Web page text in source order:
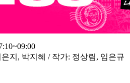
지, 박지혜 / 작가: 정상림, 임은규